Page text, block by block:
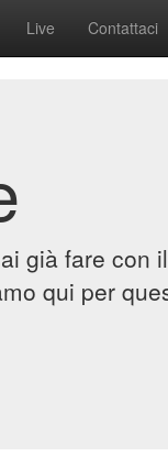
Live Contattaci
già fare con
qui per